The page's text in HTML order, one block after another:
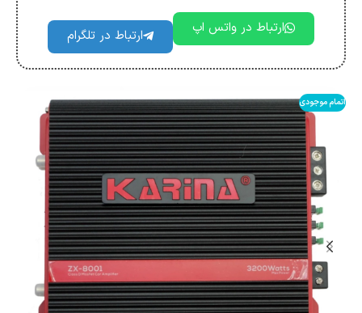
ارتباط در واتس اپ ارتباط در تلگرام
اتمام موجودی